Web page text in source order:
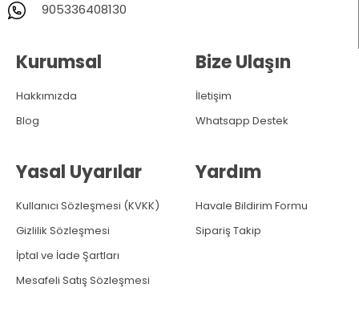
905336408130
Kurumsal
Hakkımızda
Blog
Yasal Uyarılar
Kullanıcı Sözleşmesi (KVKK)
Gizlilik Sözleşmesi
İptal ve İade Şartları
Mesafeli Satış Sözleşmesi
Bize Ulaşın
İletişim
Whatsapp Destek
Yardım
Havale Bildirim Formu
Sipariş Takip